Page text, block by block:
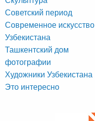
Советский период
Современное искусство
Узбекистана
Ташкентский дом
фотографии
Художники Узбекистана
Это интересно